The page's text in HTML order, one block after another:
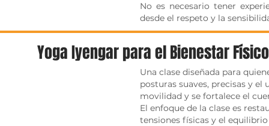
No es necesario tener
desde el respeto y la
Yoga Iyengar para el Bienestar
Una clase diseñada para
posturas suaves, precisas y el
movilidad y se fortalece el
El enfoque de la clase es
tensiones físicas y el